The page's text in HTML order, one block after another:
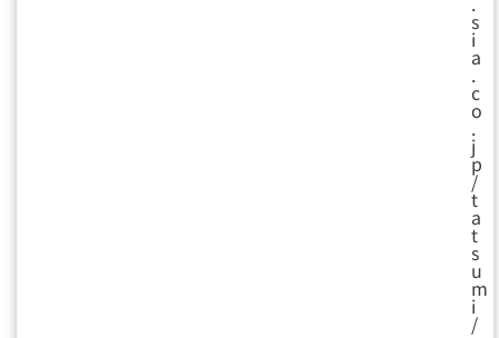
s
i
a
.
c
o
.
j
p
/
t
a
t
s
u
m
i
/